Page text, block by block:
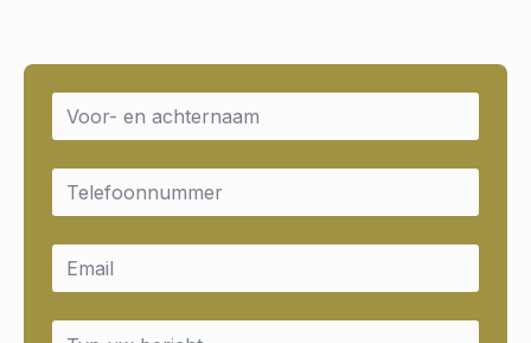
Name
Email
Email
Message